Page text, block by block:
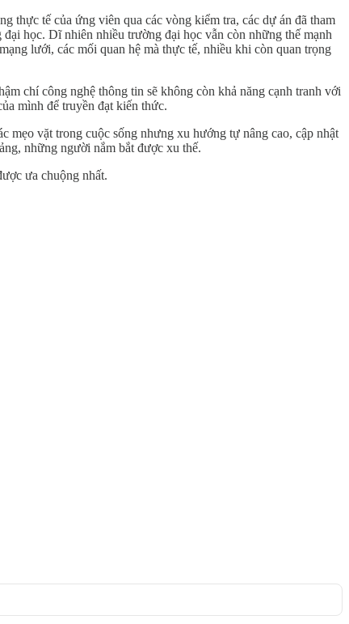
thực tế của ứng viên qua các vòng kiểm tra, các dự án đã tham
học. Dĩ nhiên nhiều trường đại học vẫn còn những thế mạnh
lưới, các mối quan hệ mà thực tế, nhiều khi còn quan trọng
chí công nghệ thông tin sẽ không còn khả năng cạnh tranh với
mình để truyền đạt kiến thức.
vặt trong cuộc sống nhưng xu hướng tự nâng cao, cập nhật
những người nắm bắt được xu thế.
ưa chuộng nhất.